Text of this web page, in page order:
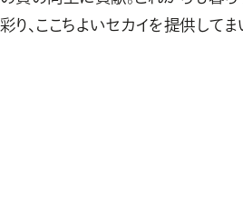
彩り、ここちよいセカイを提供してま